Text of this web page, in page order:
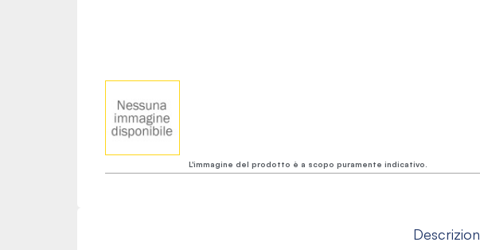
L'immagine del prodotto è a scopo puramente indicativo.